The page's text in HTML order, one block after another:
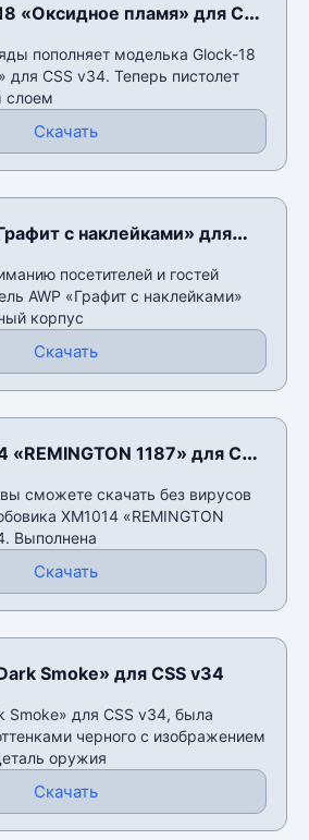
«Оксидное пламя» для CSS
пополняет моделька Glock-18
для CSS v34. Теперь пистолет
слоем
Скачать
с наклейками» для
посетителей и гостей
AWP «Графит с наклейками»
корпус
Скачать
1187» для CSS
сможете скачать без вирусов
XM1014 «REMINGTON
Выполнена
Скачать
Smoke» для CSS v34
Smoke» для CSS v34, была
черного с изображением
оружия
Скачать